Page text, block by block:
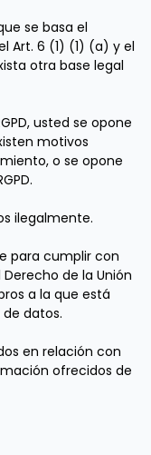
se basa el
Art. 6 (1) (1) (a) y el
otra base legal
usted se opone
motivos
o se opone
ilegalmente.
para cumplir con
de la Unión
a la que está
datos.
en relación con
ofrecidos de